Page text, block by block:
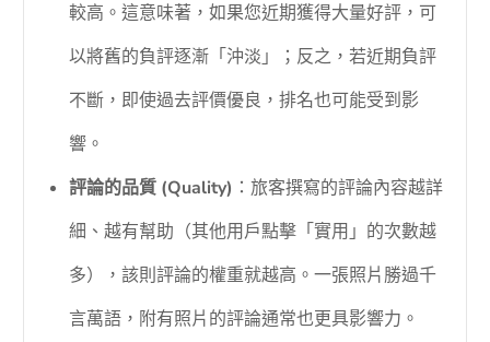
較高。這意味著，如果您近期獲得大量好評，可
以將舊的負評逐漸「沖淡」；反之，若近期負評
不斷，即使過去評價優良，排名也可能受到影
響。
評論的品質 (Quality) ：旅客撰寫的評論內容越詳
細、越有幫助（其他用戶點擊「實用」的次數越
多），該則評論的權重就越高。一張照片勝過千
言萬語，附有照片的評論通常也更具影響力。